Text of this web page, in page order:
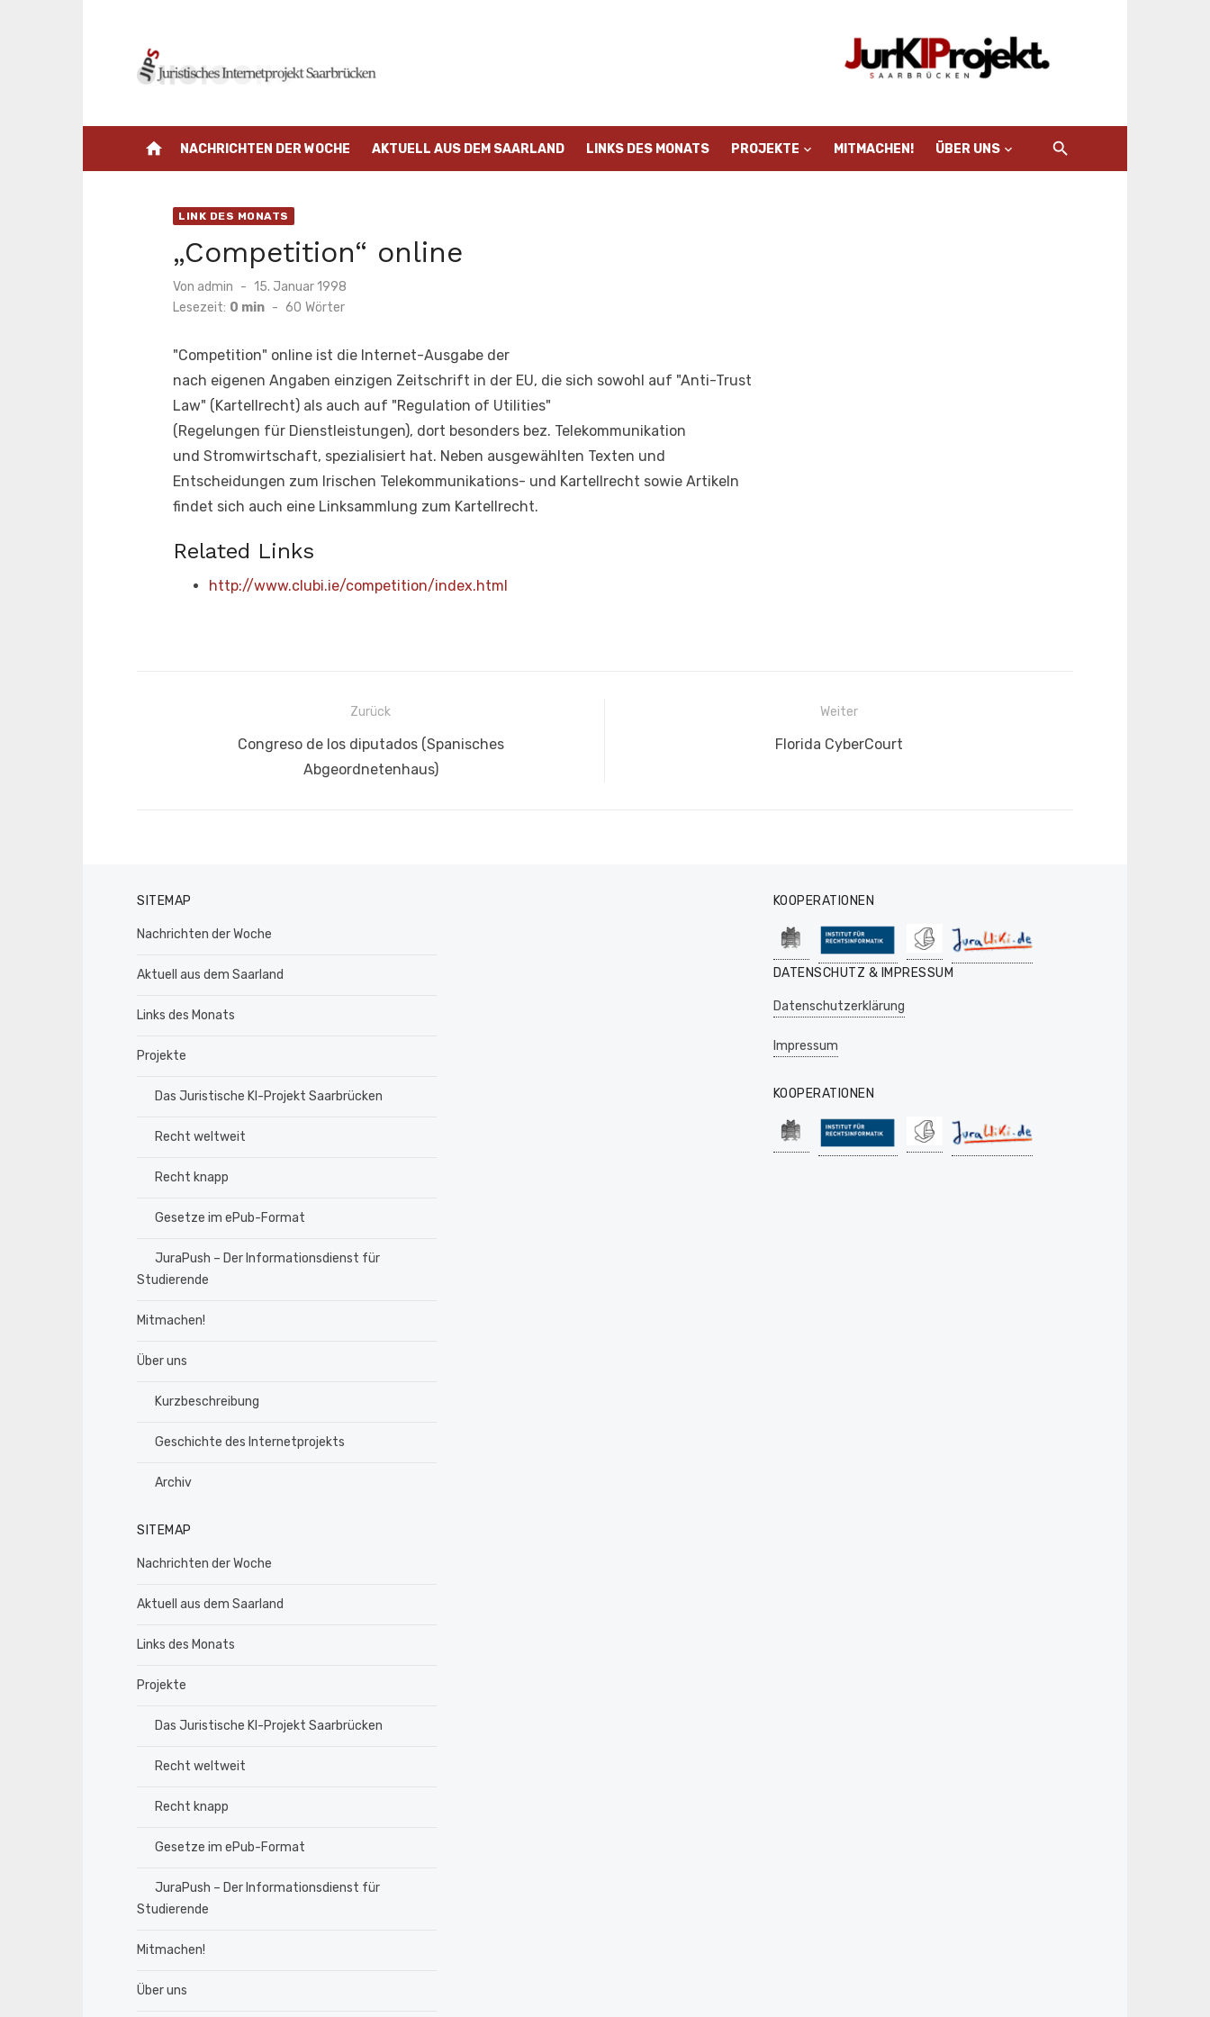
home NACHRICHTEN DER WOCHE AKTUELL AUS DEM SAARLAND LINKS DES MONATS PROJEKTE MITMACHEN! ÜBER UNS
LINK DES MONATS
„Competition“ online
Von admin
Veröffentlicht
am
15. Januar 1998
Lesezeit: 0 min - 60 Wörter
"Competition" online ist die Internet-Ausgabe der
nach eigenen Angaben einzigen Zeitschrift in der EU, die sich sowohl auf "Anti-Trust
Law" (Kartellrecht) als auch auf "Regulation of Utilities"
(Regelungen für Dienstleistungen), dort besonders bez. Telekommunikation
und Stromwirtschaft, spezialisiert hat. Neben ausgewählten Texten und
Entscheidungen zum Irischen Telekommunikations- und Kartellrecht sowie Artikeln
findet sich auch eine Linksammlung zum Kartellrecht.
Related Links
http://www.clubi.ie/competition/index.html
BeitragsnavigationZurück
VorherigerCongreso de los diputados (Spanisches
Abgeordnetenhaus)
Weiter
Nächster
Florida CyberCourt
SITEMAP
Nachrichten der Woche
Aktuell aus dem Saarland
Links des Monats
Projekte
Das Juristische KI-Projekt Saarbrücken
Recht weltweit
Recht knapp
Gesetze im ePub-Format
JuraPush – Der Informationsdienst für
Studierende
Mitmachen!
Über uns
Kurzbeschreibung
Geschichte des Internetprojekts
Archiv
SITEMAP
Nachrichten der Woche
Aktuell aus dem Saarland
Links des Monats
Projekte
Das Juristische KI-Projekt Saarbrücken
Recht weltweit
Recht knapp
Gesetze im ePub-Format
JuraPush – Der Informationsdienst für
Studierende
Mitmachen!
Über uns
KOOPERATIONEN
DATENSCHUTZ & IMPRESSUM
Datenschutzerklärung
Impressum
KOOPERATIONEN